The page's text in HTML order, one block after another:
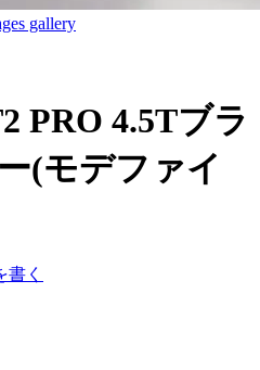
gallery
PRO 4.5Tブラ
(モデファイ
く